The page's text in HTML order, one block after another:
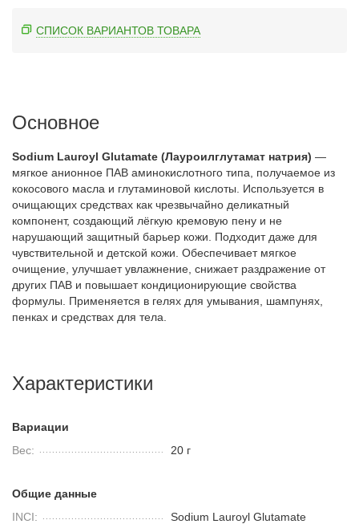
СПИСОК ВАРИАНТОВ ТОВАРА
Основное
Sodium Lauroyl Glutamate (Лауроилглутамат натрия) —
мягкое анионное ПАВ аминокислотного типа, получаемое из
кокосового масла и глутаминовой кислоты. Используется в
очищающих средствах как чрезвычайно деликатный
компонент, создающий лёгкую кремовую пену и не
нарушающий защитный барьер кожи. Подходит даже для
чувствительной и детской кожи. Обеспечивает мягкое
очищение, улучшает увлажнение, снижает раздражение от
других ПАВ и повышает кондиционирующие свойства
формулы. Применяется в гелях для умывания, шампунях,
пенках и средствах для тела.
Характеристики
Вариации
Вес:
20 г
Общие данные
INCI:
Sodium Lauroyl Glutamate